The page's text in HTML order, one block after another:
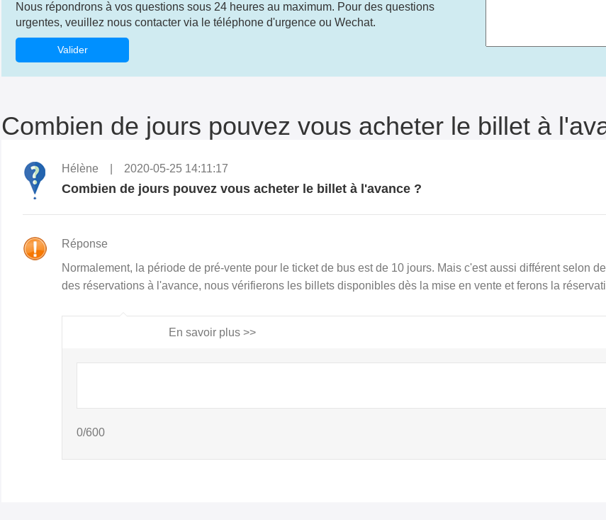
Nous répondrons à vos questions sous 24 heures au maximum. Pour des questions
urgentes, veuillez nous contacter via le téléphone d'urgence ou Wechat.
Valider
Combien de jours pouvez vous acheter le billet à
Hélène | 2020-05-25 14:11:17
Combien de jours pouvez vous acheter le billet à l'avance ?
Réponse
Normalement, la période de pré-vente pour le ticket de bus est de 10 jours. Mais c'est aussi différent selon
des réservations à l'avance, nous vérifierons les billets disponibles dès la mise en vente et ferons la
En savoir plus >>
0/600